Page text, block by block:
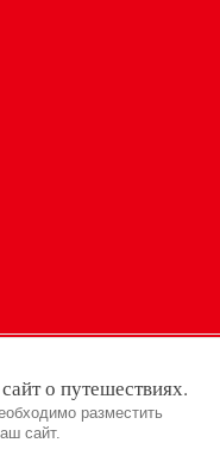
о путешествиях.
разместить
сайт.